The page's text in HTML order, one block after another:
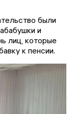
были
и
лиц, которые
к пенсии.